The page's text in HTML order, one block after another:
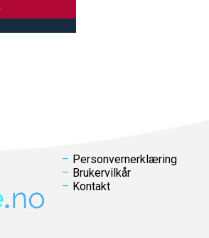
Personvernerklæring
Brukervilkår
Kontakt